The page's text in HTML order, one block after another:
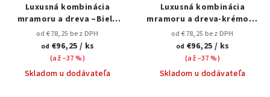
Luxusná kombinácia
mramoru a dreva –Biele
PVC mramor & Biele MDF
akustické panely
od €78,25 bez DPH
od €96,25 / ks
(až –37 %)
Skladom u dodávateľa
Luxusná kombinácia
mramoru a dreva-krémová
PVC mramoru a hnedého
akustického MDF panela
od €78,25 bez DPH
od €96,25 / ks
(až –37 %)
Skladom u dodávateľa